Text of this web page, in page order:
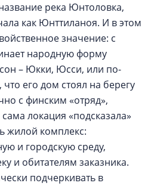
река Юнтоловка,
как Юнттиланоя. И в этом
значение: с
народную форму
– Юкки, Юсси, или по-
что его дом стоял на берегу
с финским «отряд»,
локация «подсказала»
жилой комплекс:
и городскую среду,
и обитателям заказника.
подчеркивать в